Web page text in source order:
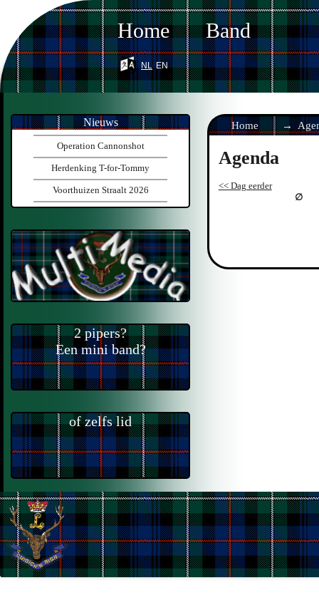
Home Band
nl en
Home
Agenda
<< Dag eerder
Nieuws
Operation Cannonshot
Herdenking T-for-Tommy
Voorthuizen Straalt 2026
2 pipers?
Een mini band?
of zelfs lid